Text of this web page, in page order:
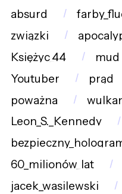
absurd
związki
Księżyc_44
mud
Youtuber
prąd
poważna
Leon_S._Kennedy
60_milionów_lat
jacek_wasilewski